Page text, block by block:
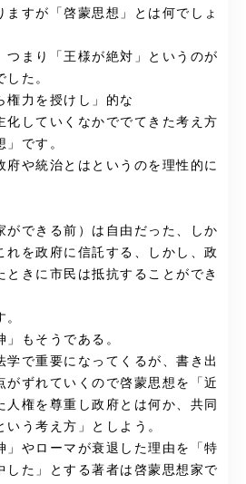
ますが「啓蒙思想」とは何でしょ
つまり「王様が絶対」というのが
た。
権力を授けし」的な
化していくなかででてきた考え方
です。
府や統治とはというのを理性的に
ができる前）は自由だった、しか
れを政府に信託する、しかし、政
ときに市民は抵抗することができ
もそうである。
学で重要になってくるが、書き出
がずれていくので啓蒙思想を「近
人権を尊重し政府とは何か、共同
う考え方」としよう。
」やローマが衰退した理由を「特
した」とする著者は啓蒙思想家で